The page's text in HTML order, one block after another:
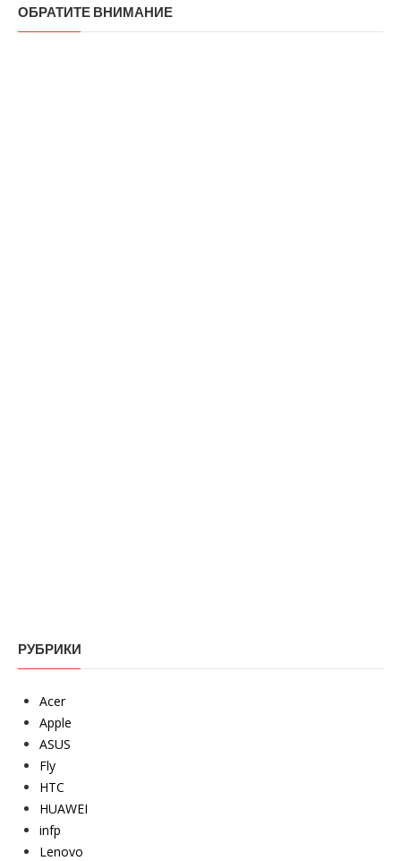
ОБРАТИТЕ ВНИМАНИЕ
РУБРИКИ
Acer
Apple
ASUS
Fly
HTC
HUAWEI
infp
Lenovo